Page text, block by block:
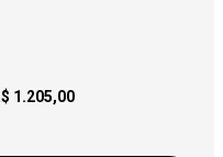
1.205,00